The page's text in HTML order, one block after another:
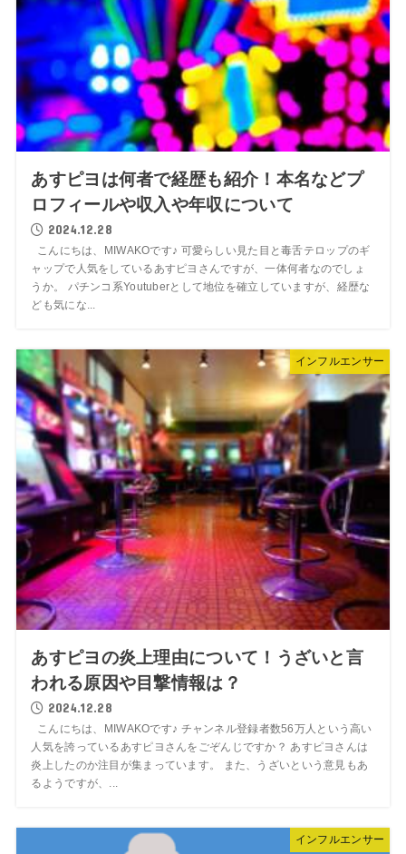
あすピヨは何者で経歴も紹介！本名などプ
ロフィールや収入や年収について
2024.12.28
こんにちは、MIWAKOです♪ 可愛らしい見た目と毒舌テロップのギ
ャップで人気をしているあすピヨさんですが、一体何者なのでしょ
うか。 パチンコ系Youtuberとして地位を確立していますが、経歴な
ども気にな...
インフルエンサー
あすピヨの炎上理由について！うざいと言
われる原因や目撃情報は？
2024.12.28
こんにちは、MIWAKOです♪ チャンネル登録者数56万人という高い
人気を誇っているあすピヨさんをごぞんじですか？ あすピヨさんは
炎上したのか注目が集まっています。 また、うざいという意見もあ
るようですが、...
インフルエンサー